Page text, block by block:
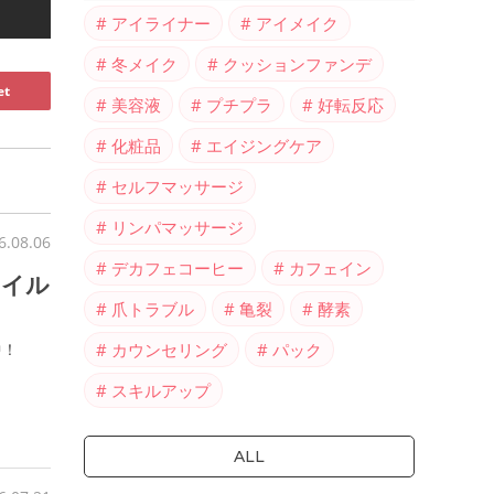
ル
アイライナー
アイメイク
冬メイク
クッションファンデ
美容液
プチプラ
好転反応
化粧品
エイジングケア
セルフマッサージ
リンパマッサージ
デカフェコーヒー
カフェイン
爪トラブル
亀裂
酵素
カウンセリング
パック
スキルアップ
ALL